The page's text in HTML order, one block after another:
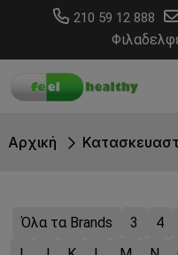
210 59 12 888
Αρχική
Όλα τα Brands 3 4